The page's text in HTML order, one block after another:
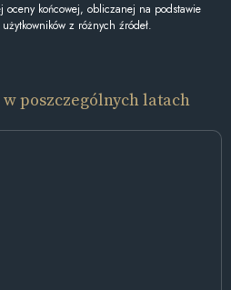
oceny końcowej, obliczanej na podstawie
z różnych źródeł.
w poszczególnych latach